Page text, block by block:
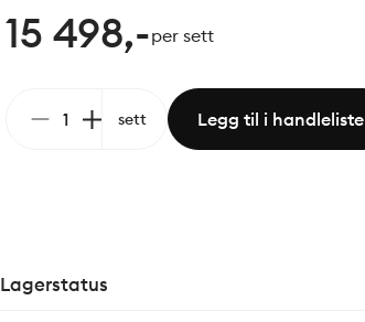
15 498,-per sett
sett Legg til i handleliste
Lagerstatus